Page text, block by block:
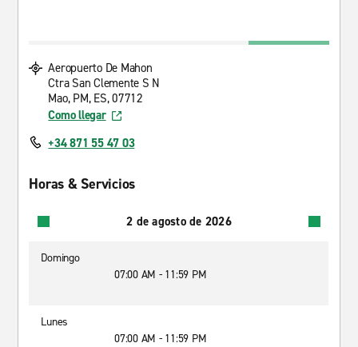
Aeropuerto De Mahon
Ctra San Clemente S N
Mao, PM, ES, 07712
Como llegar
+34 871 55 47 03
Horas & Servicios
2 de agosto de 2026
Domingo
07:00 AM - 11:59 PM
Lunes
07:00 AM - 11:59 PM